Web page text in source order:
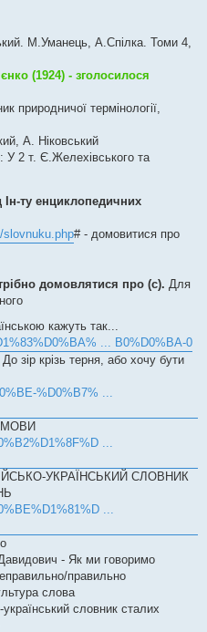
М.Уманець, А.Спілка. Томи 4,
(1924) - зголосилося
природничої термінології,
А. Ніковський
У 2 т. Є.Желехівського та
Ін-ту енциклопедичних
slovnuku.php# - домовитися про
домовлятися про (с). Для
кажуть так...
... B0%D0%BA-0
зір крізь терня, або хочу бути
%D0%B7% ...
МОВИ
...
УКРАЇНСЬКИЙ СЛОВНИК
...
- Як ми говоримо
правильно
слова
український словник сталих